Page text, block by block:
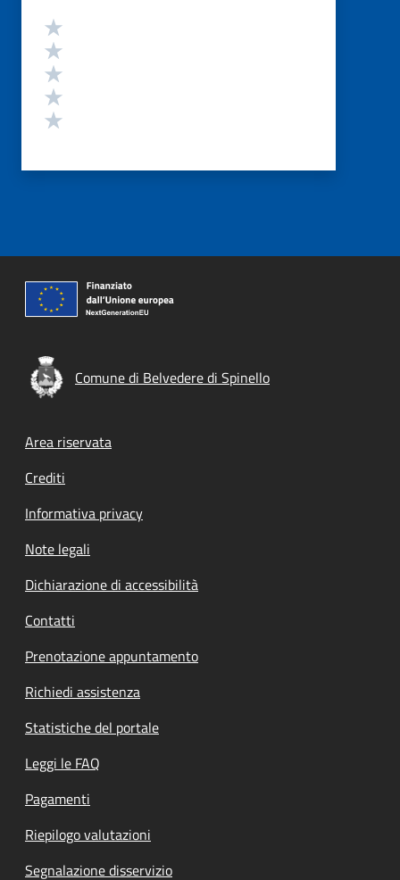
Valutazione
Comune di Belvedere di Spinello
Footer menu
Area riservata
Crediti
Informativa privacy
Note legali
Dichiarazione di accessibilità
Contatti
Prenotazione appuntamento
Richiedi assistenza
Statistiche del portale
Leggi le FAQ
Pagamenti
Riepilogo valutazioni
Segnalazione disservizio